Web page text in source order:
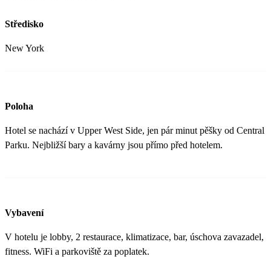
Středisko
New York
Poloha
Hotel se nachází v Upper West Side, jen pár minut pěšky od Central
Parku. Nejbližší bary a kavárny jsou přímo před hotelem.
Vybavení
V hotelu je lobby, 2 restaurace, klimatizace, bar, úschova zavazadel,
fitness. WiFi a parkoviště za poplatek.